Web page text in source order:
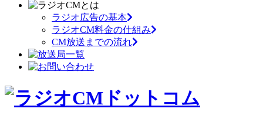
ラジオ広告の基本
ラジオCM料金の仕組み
CM放送までの流れ